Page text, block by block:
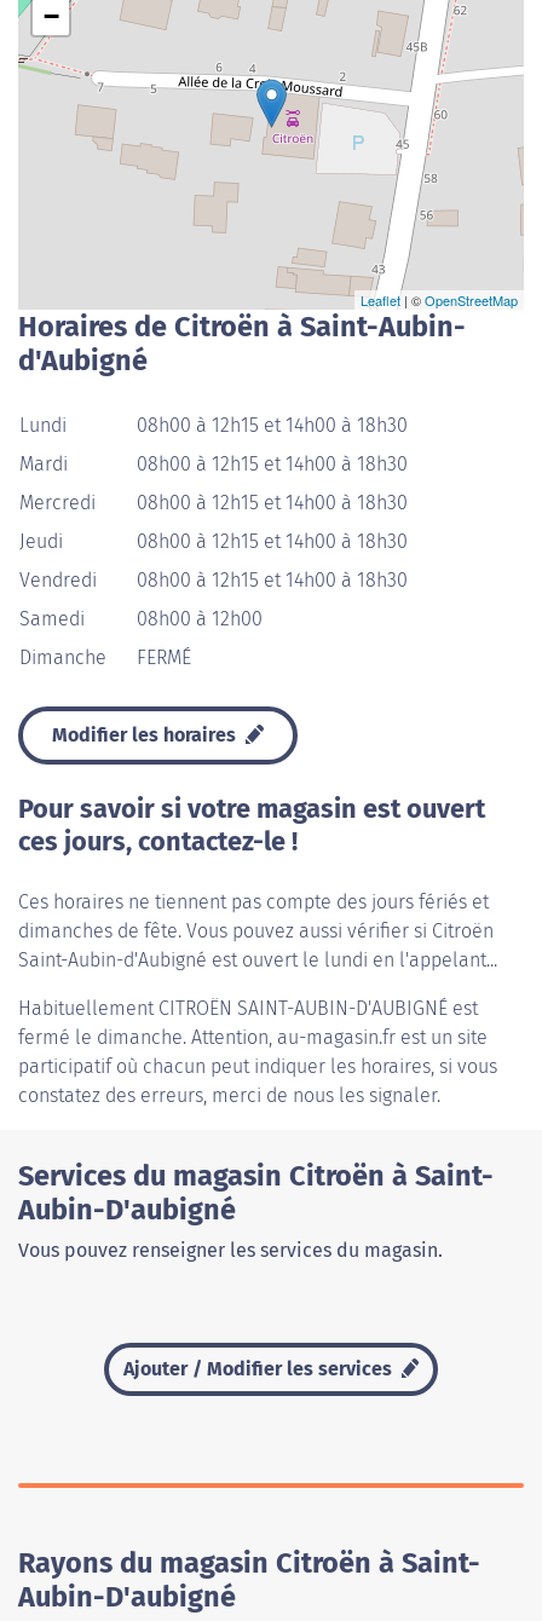
−
Leaflet | ©OpenStreetMap
Horaires de Citroën à Saint-Aubin-
d'Aubigné
Lundi
08h00 à 12h15 et 14h00 à 18h30
Mardi
08h00 à 12h15 et 14h00 à 18h30
Mercredi
08h00 à 12h15 et 14h00 à 18h30
Jeudi
08h00 à 12h15 et 14h00 à 18h30
Vendredi
08h00 à 12h15 et 14h00 à 18h30
Samedi
08h00 à 12h00
Dimanche
FERMÉ
Modifier les horaires
Pour savoir si votre magasin est ouvert
ces jours, contactez-le !
Ces horaires ne tiennent pas compte des jours fériés et
dimanches de fête. Vous pouvez aussi vérifier si Citroën
Saint-Aubin-d'Aubigné est ouvert le lundi en l'appelant...
Habituellement CITROËN SAINT-AUBIN-D'AUBIGNÉ est
fermé le dimanche. Attention, au-magasin.fr est un site
participatif où chacun peut indiquer les horaires, si vous
constatez des erreurs, merci de nous les signaler.
Services du magasin Citroën à Saint-
Aubin-D'aubigné
Vous pouvez renseigner les services du magasin.
Ajouter / Modifier les services
Rayons du magasin Citroën à Saint-
Aubin-D'aubigné